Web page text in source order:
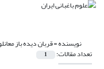
نویسنده =قربان دیده باز
تعداد مقالات: 1